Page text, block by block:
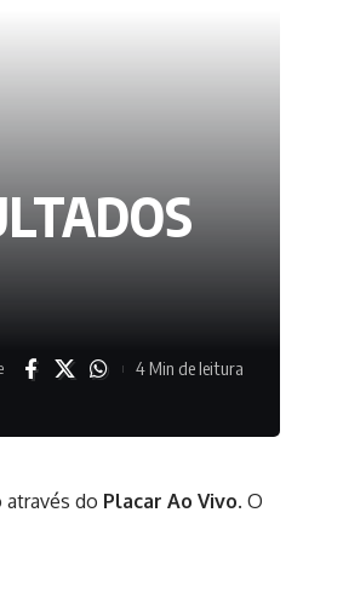
4 Min de leitura
do Placar Ao Vivo. O